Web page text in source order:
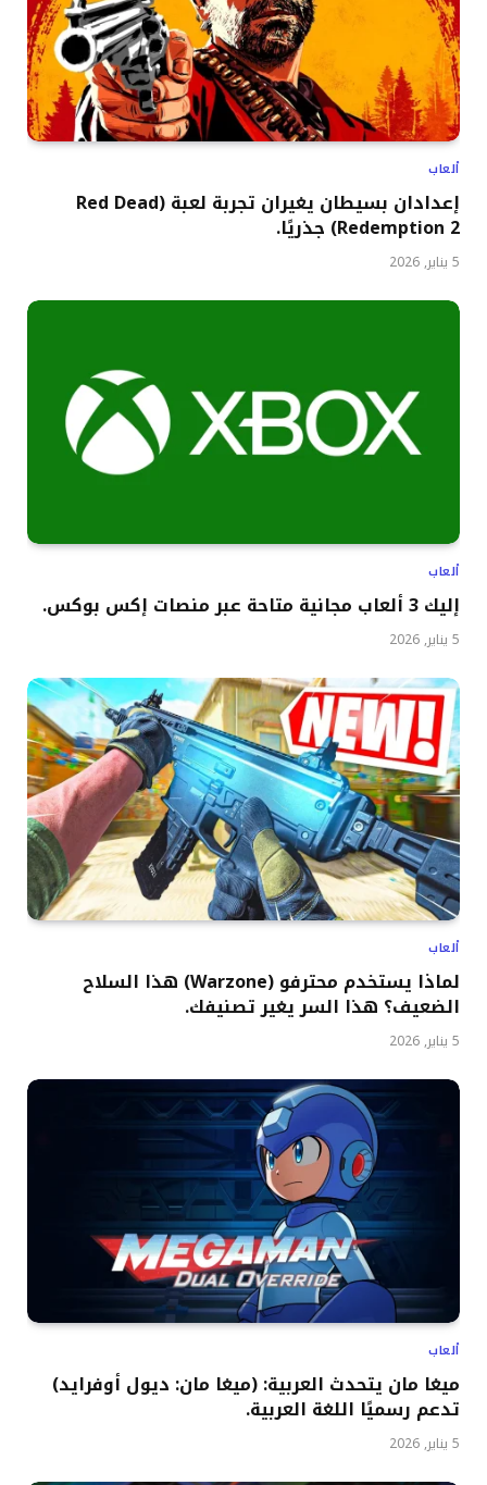
ألعاب
إعدادان بسيطان يغيران تجربة لعبة (Red Dead
Redemption 2) جذريًا.
5 يناير, 2026
ألعاب
إليك 3 ألعاب مجانية متاحة عبر منصات إكس بوكس.
5 يناير, 2026
ألعاب
لماذا يستخدم محترفو (Warzone) هذا السلاح
الضعيف؟ هذا السر يغير تصنيفك.
5 يناير, 2026
ألعاب
ميغا مان يتحدث العربية: (ميغا مان: ديول أوفرايد)
تدعم رسميًا اللغة العربية.
5 يناير, 2026